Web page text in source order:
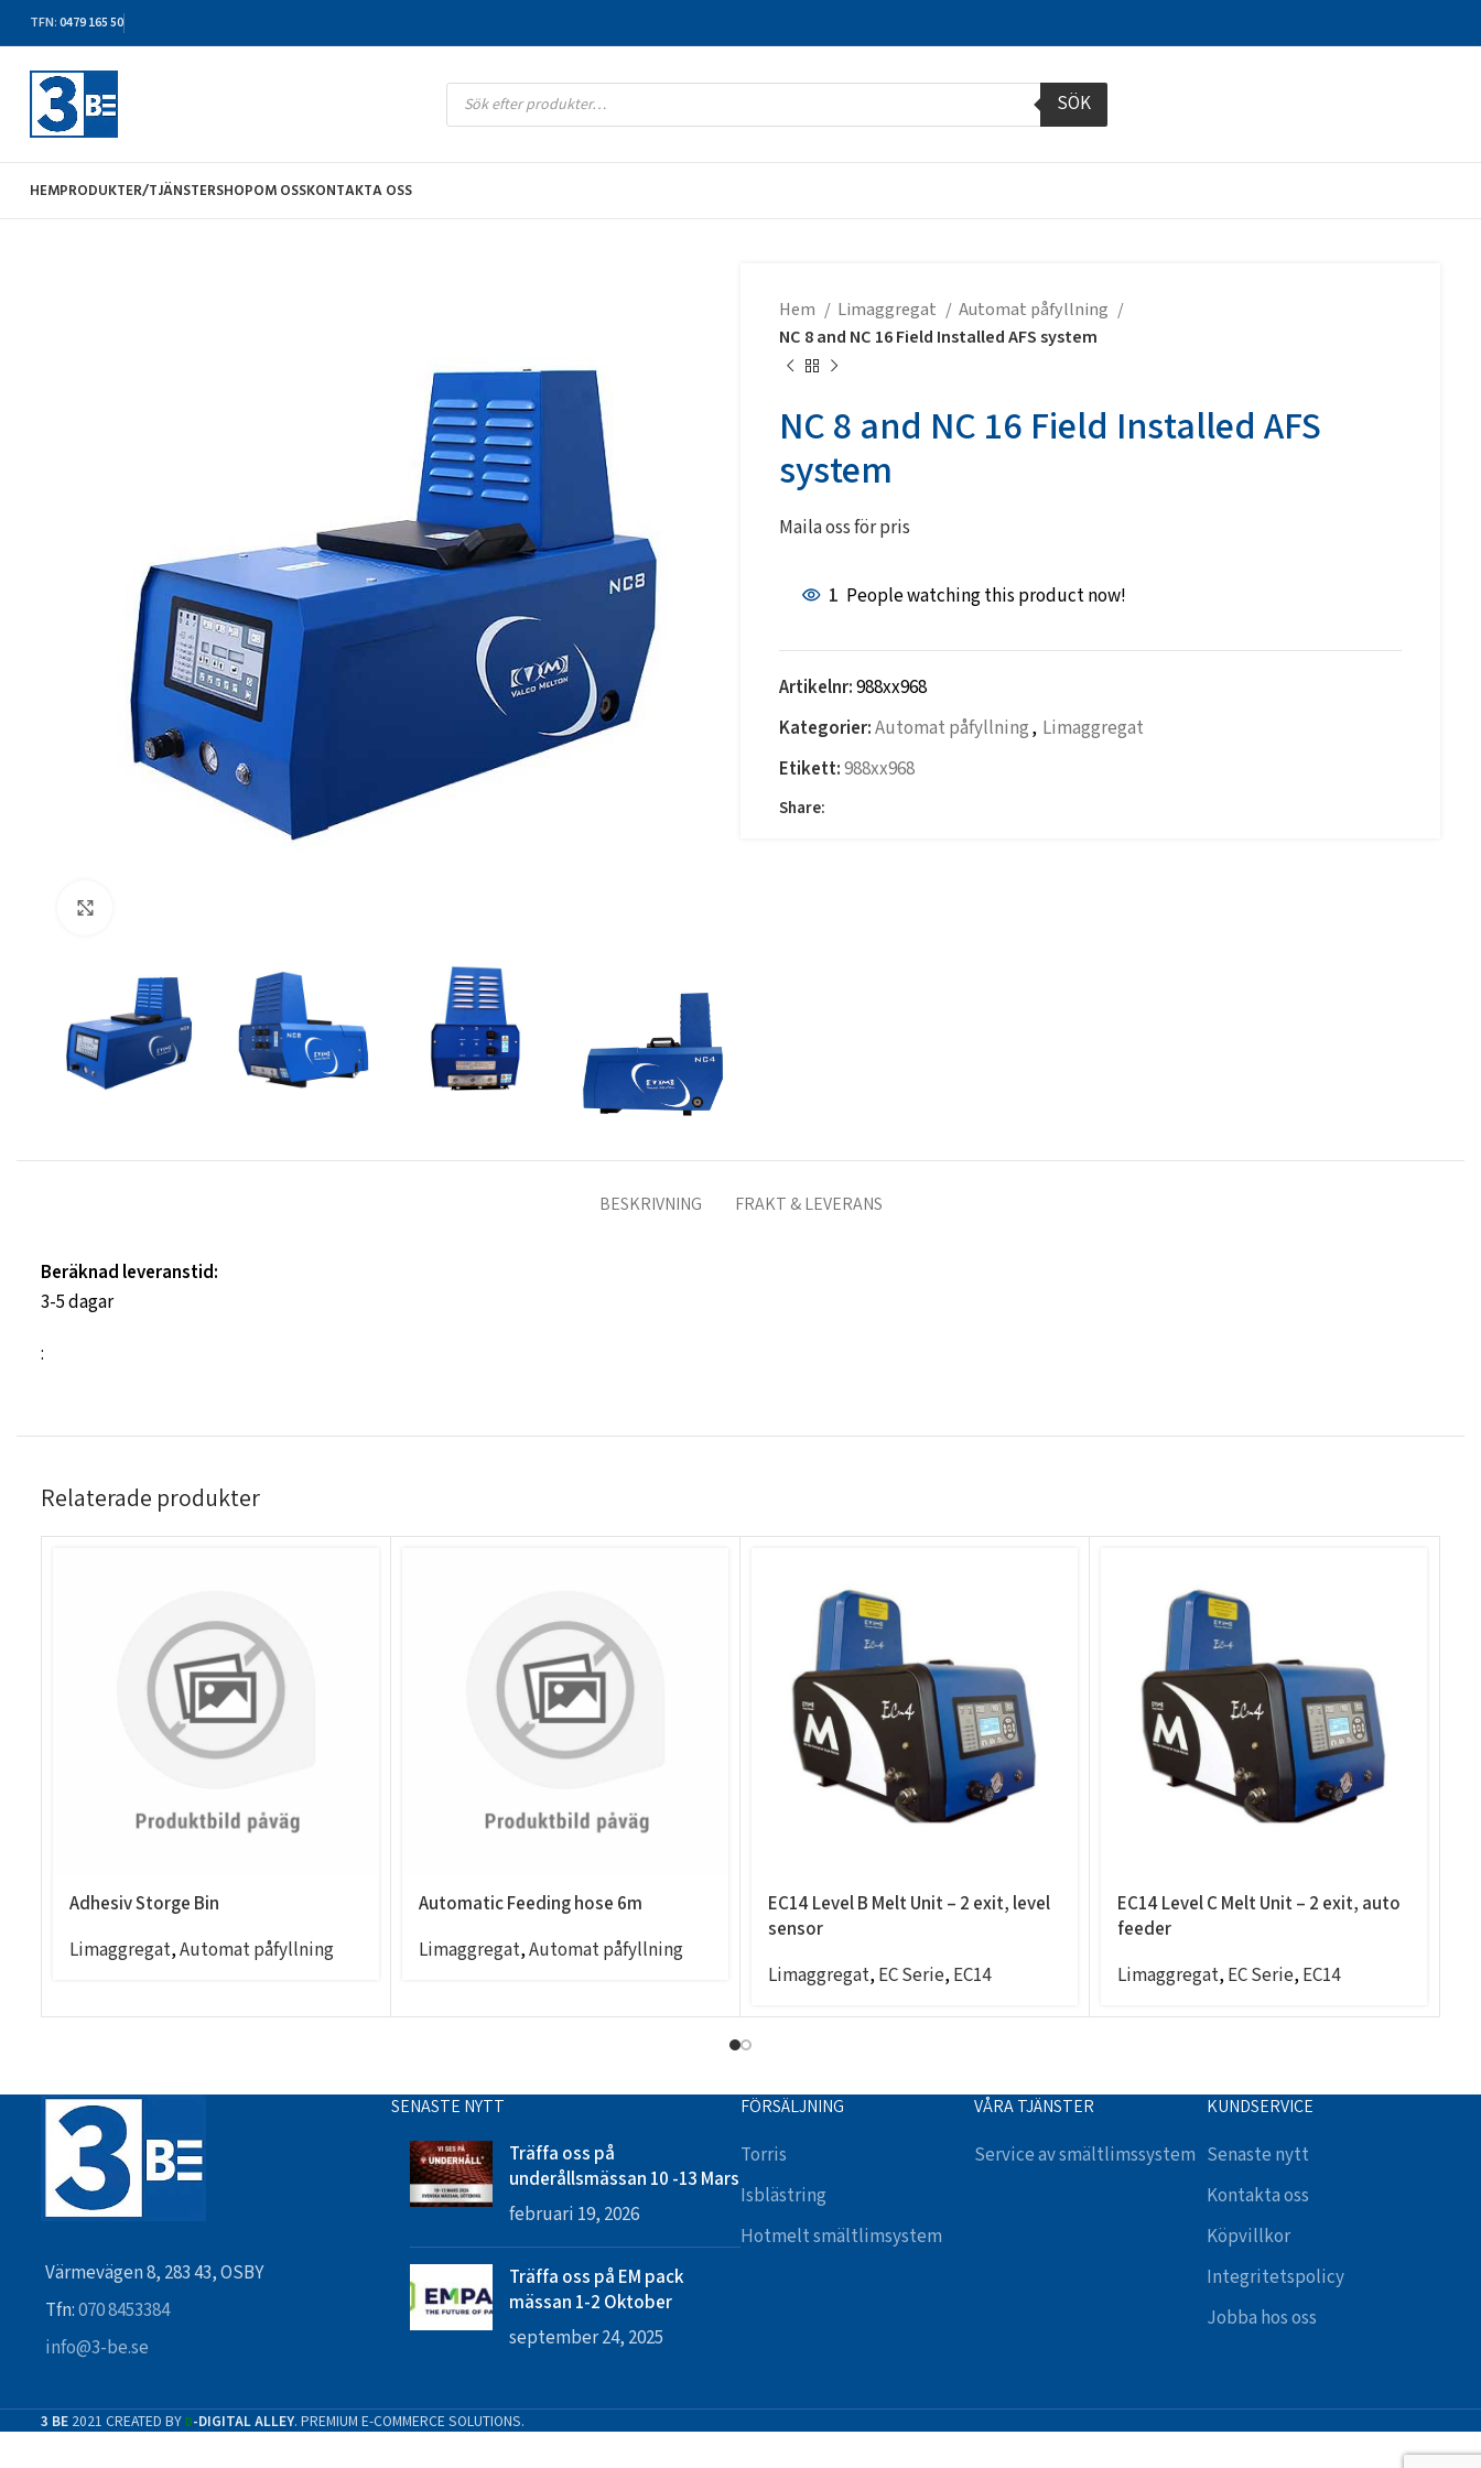
TFN: 0479 165 50
SÖK
HEMPRODUKTER/TJÄNSTERSHOPOM OSSKONTAKTA OSS
Hem Limaggregat
Automat påfyllning
NC 8 and NC 16 Field Installed AFS system
NC 8 and NC 16 Field Installed AFS
system
Maila oss för pris
1 People watching this product now!
Artikelnr:988xx968
Kategorier:Automat påfyllning, Limaggregat
Etikett:988xx968
Share:
BESKRIVNING FRAKT & LEVERANS
Beräknad leveranstid:
3-5 dagar
:
Relaterade produkter
Adhesiv Storge Bin
Limaggregat,Automat påfyllning
Automatic Feeding hose 6m
Limaggregat,Automat påfyllning
EC14 Level B Melt Unit – 2 exit, level
sensor
Limaggregat, EC Serie, EC14
EC14 Level C Melt Unit – 2 exit, auto
feeder
Limaggregat, EC Serie, EC14
Värmevägen 8, 283 43, OSBY
Tfn:070 8453384
info@3-be.se
SENASTE NYTT
Träffa oss på
underållsmässan 10 -13 Mars
februari 19, 2026
Träffa oss på EM pack
mässan 1-2 Oktober
september 24, 2025
FÖRSÄLJNING
Torris
Isblästring
Hotmelt smältlimsystem
VÅRA TJÄNSTER
Service av smältlimssystem
KUNDSERVICE
Senaste nytt
Kontakta oss
Köpvillkor
Integritetspolicy
Jobba hos oss
3 BE 2021 CREATED BY D-DIGITAL ALLEY. PREMIUM E-COMMERCE SOLUTIONS.